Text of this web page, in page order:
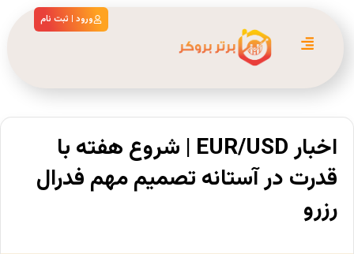
ورود | ثبت نام
اخبار EUR/USD | شروع هفته با
قدرت در آستانه تصمیم مهم فدرال
رزرو